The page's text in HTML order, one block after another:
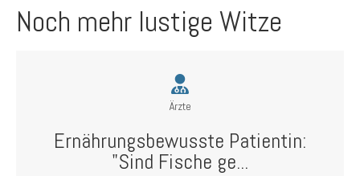
Noch mehr lustige Witze
Ärzte
Ernährungsbewusste Patientin:
"Sind Fische ge...